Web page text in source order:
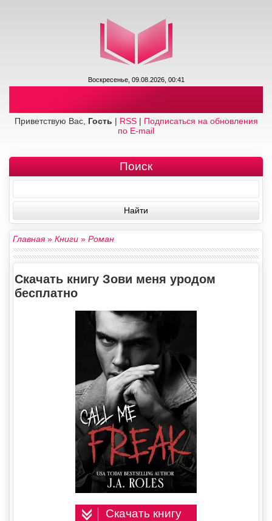
Воскресенье, 09.08.2026, 00:41
Приветствую Вас, Гость | RSS| Подписаться на обновления
по E-mail
Поиск
Главная» Книги » Роман
Скачать книгу Зови меня уродом
бесплатно
Скачать книгу